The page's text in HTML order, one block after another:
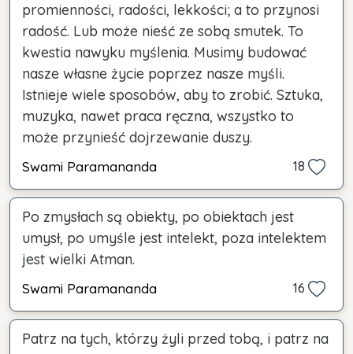
promienności, radości, lekkości; a to przynosi
radość. Lub może nieść ze sobą smutek. To
kwestia nawyku myślenia. Musimy budować
nasze własne życie poprzez nasze myśli.
Istnieje wiele sposobów, aby to zrobić. Sztuka,
muzyka, nawet praca ręczna, wszystko to
może przynieść dojrzewanie duszy.
Swami Paramananda 18
Po zmysłach są obiekty, po obiektach jest
umysł, po umyśle jest intelekt, poza intelektem
jest wielki Atman.
Swami Paramananda 16
Patrz na tych, którzy żyli przed tobą, i patrz na